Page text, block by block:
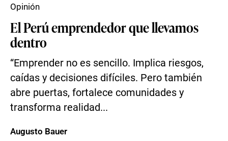
El Perú emprendedor que llevamos
dentro
“Emprender no es sencillo. Implica riesgos,
caídas y decisiones difíciles. Pero también
abre puertas, fortalece comunidades y
transforma realidad...
Opinión
Augusto Bauer